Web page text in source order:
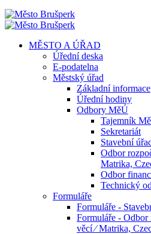
MĚSTO A ÚŘAD
Úřední deska
E-podatelna
Městský úřad
Základní informace
Úřední hodiny
Odbory MěÚ
Tajemník
Sekretariát
Stavební
Odbor
Matrika,
Odbor
Technický
Formuláře
Formuláře -
Formuláře - Odbor
věcí ⁄ Matrika,